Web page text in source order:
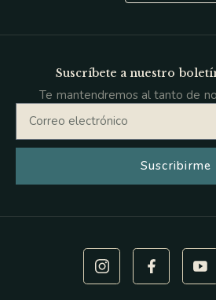
Suscríbete a nuestro
Te mantendremos al tanto de
Suscribirme